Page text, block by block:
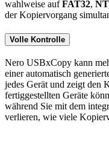
wahlweise aufFAT32,
der Kopiervorgang
Volle Kontrolle
Nero USBxCopy kann
einer automatisch
jedes Gerät und zeigt den
fertiggestellten Geräte
während Sie mit dem
verlieren, wie viele